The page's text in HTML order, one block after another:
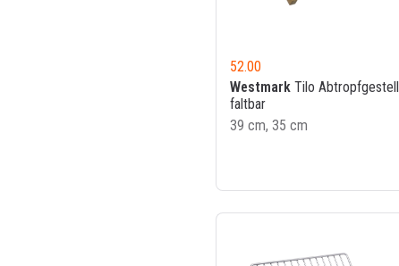
52.00
Westmark Tilo Abtropfgestell
faltbar
39 cm, 35 cm